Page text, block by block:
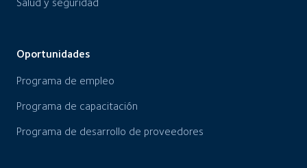
Oportunidades
Programa de empleo
Programa de capacitación
Programa de desarrollo de proveedores